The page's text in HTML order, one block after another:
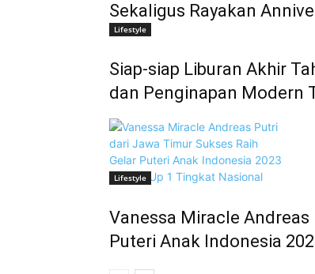
Sekaligus Rayakan
Lifestyle
Siap-siap Liburan Akhir
dan Penginapan Modern
Lifestyle
Vanessa Miracle
Puteri Anak Indonesia